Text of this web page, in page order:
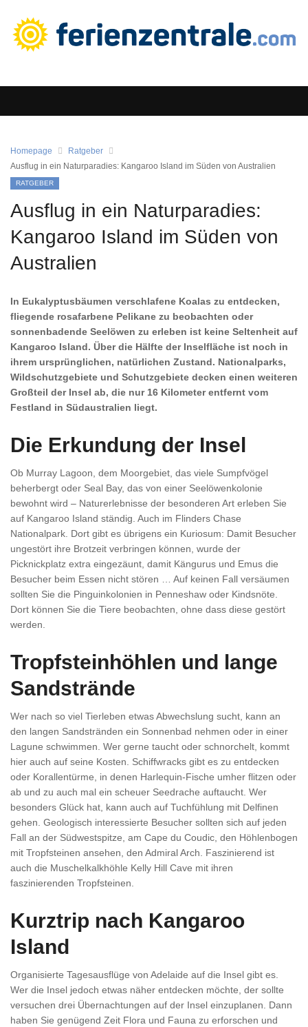
Homepage
Ratgeber
Ausflug in ein Naturparadies: Kangaroo Island im Süden von Australien
RATGEBER
Ausflug in ein Naturparadies:
Kangaroo Island im Süden von
Australien
In Eukalyptusbäumen verschlafene Koalas zu entdecken,
fliegende rosafarbene Pelikane zu beobachten oder
sonnenbadende Seelöwen zu erleben ist keine Seltenheit auf
Kangaroo Island. Über die Hälfte der Inselfläche ist noch in
ihrem ursprünglichen, natürlichen Zustand. Nationalparks,
Wildschutzgebiete und Schutzgebiete decken einen weiteren
Großteil der Insel ab, die nur 16 Kilometer entfernt vom
Festland in Südaustralien liegt.
Die Erkundung der Insel
Ob Murray Lagoon, dem Moorgebiet, das viele Sumpfvögel
beherbergt oder Seal Bay, das von einer Seelöwenkolonie
bewohnt wird – Naturerlebnisse der besonderen Art erleben Sie
auf Kangaroo Island ständig. Auch im Flinders Chase
Nationalpark. Dort gibt es übrigens ein Kuriosum: Damit Besucher
ungestört ihre Brotzeit verbringen können, wurde der
Picknickplatz extra eingezäunt, damit Kängurus und Emus die
Besucher beim Essen nicht stören … Auf keinen Fall versäumen
sollten Sie die Pinguinkolonien in Penneshaw oder Kindsnöte.
Dort können Sie die Tiere beobachten, ohne dass diese gestört
werden.
Tropfsteinhöhlen und lange
Sandstrände
Wer nach so viel Tierleben etwas Abwechslung sucht, kann an
den langen Sandstränden ein Sonnenbad nehmen oder in einer
Lagune schwimmen. Wer gerne taucht oder schnorchelt, kommt
hier auch auf seine Kosten. Schiffwracks gibt es zu entdecken
oder Korallentürme, in denen Harlequin-Fische umher flitzen oder
ab und zu auch mal ein scheuer Seedrache auftaucht. Wer
besonders Glück hat, kann auch auf Tuchfühlung mit Delfinen
gehen. Geologisch interessierte Besucher sollten sich auf jeden
Fall an der Südwestspitze, am Cape du Coudic, den Höhlenbogen
mit Tropfsteinen ansehen, den Admiral Arch. Faszinierend ist
auch die Muschelkalkhöhle Kelly Hill Cave mit ihren
faszinierenden Tropfsteinen.
Kurztrip nach Kangaroo
Island
Organisierte Tagesausflüge von Adelaide auf die Insel gibt es.
Wer die Insel jedoch etwas näher entdecken möchte, der sollte
versuchen drei Übernachtungen auf der Insel einzuplanen. Dann
haben Sie genügend Zeit Flora und Fauna zu erforschen und